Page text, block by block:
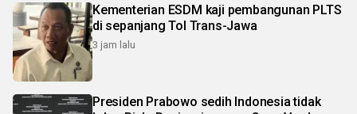
Kementerian ESDM kaji pembangunan PLTS
di sepanjang Tol Trans-Jawa
3 jam lalu
Presiden Prabowo sedih Indonesia tidak